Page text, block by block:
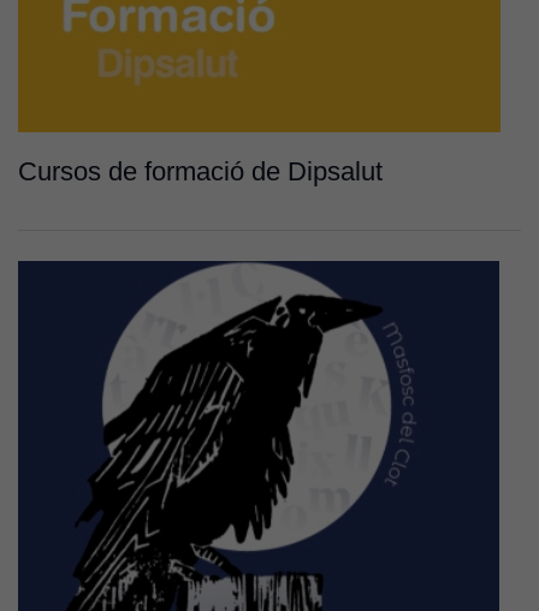
Cursos de formació de Dipsalut